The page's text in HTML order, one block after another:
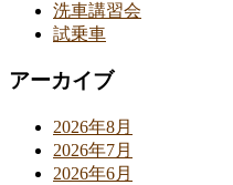
洗車講習会
試乗車
アーカイブ
2026年8月
2026年7月
2026年6月